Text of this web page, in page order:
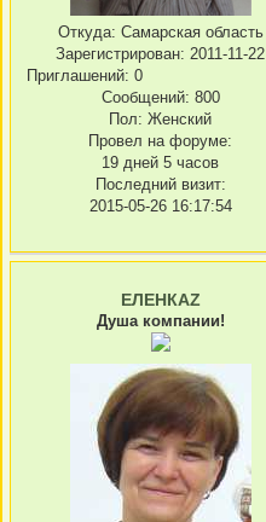
Откуда: Самарская область
Зарегистрирован: 2011-11-22
Приглашений: 0
Сообщений: 800
Пол: Женский
Провел на форуме:
19 дней 5 часов
Последний визит:
2015-05-26 16:17:54
ЕЛЕНКАZ
Душа компании!